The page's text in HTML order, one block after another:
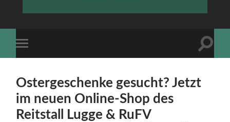
Menü
Ostergeschenke gesucht? Jetzt
im neuen Online-Shop des
Reitstall Lugge & RuFV